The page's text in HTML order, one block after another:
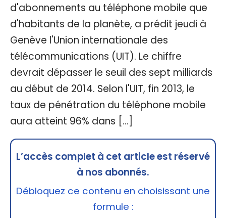
d'abonnements au téléphone mobile que
d'habitants de la planète, a prédit jeudi à
Genève l'Union internationale des
télécommunications (UIT). Le chiffre
devrait dépasser le seuil des sept milliards
au début de 2014. Selon l'UIT, fin 2013, le
taux de pénétration du téléphone mobile
aura atteint 96% dans […]
L’accès complet à cet article est réservé
à nos abonnés.
Débloquez ce contenu en choisissant une
formule :